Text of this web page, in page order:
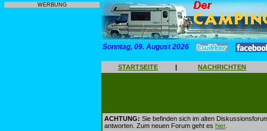
WERBUNG
Sonntag, 09. August 2026
STARTSEITE | NACHRICHTEN
ACHTUNG: Sie befinden sich im alten
antworten. Zum neuen Forum geht es hier.